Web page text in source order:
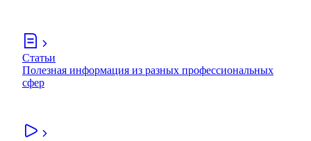
Статьи
Полезная информация из разных профессиональных
сфер